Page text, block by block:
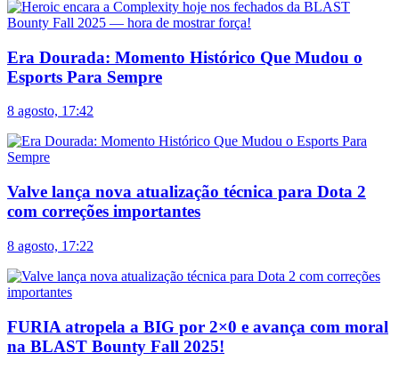
Era Dourada: Momento Histórico Que Mudou o
Esports Para Sempre
8 agosto, 17:42
Valve lança nova atualização técnica para Dota 2
com correções importantes
8 agosto, 17:22
FURIA atropela a BIG por 2×0 e avança com moral
na BLAST Bounty Fall 2025!